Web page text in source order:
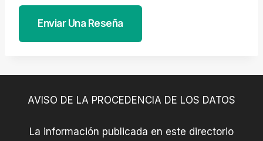
Enviar Una Reseña
AVISO DE LA PROCEDENCIA DE LOS DATOS
La información publicada en este directorio